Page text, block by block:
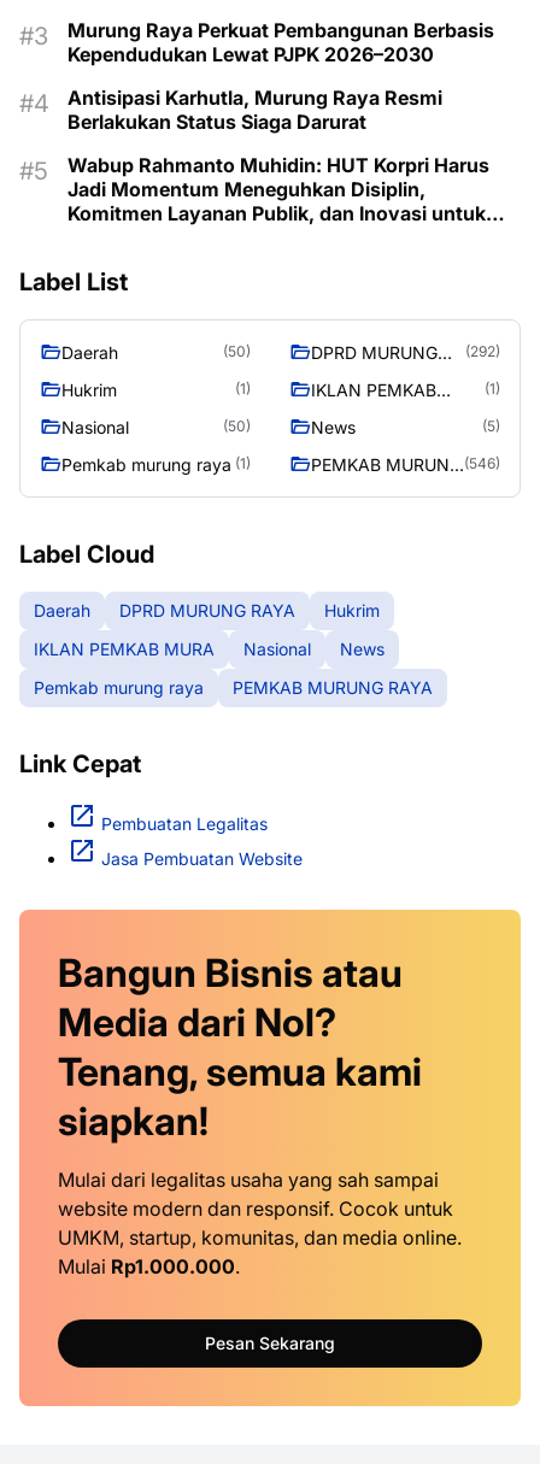
Murung Raya Perkuat Pembangunan Berbasis
Kependudukan Lewat PJPK 2026–2030
Antisipasi Karhutla, Murung Raya Resmi
Berlakukan Status Siaga Darurat
Wabup Rahmanto Muhidin: HUT Korpri Harus
Jadi Momentum Meneguhkan Disiplin,
Komitmen Layanan Publik, dan Inovasi untuk
Label List
Daerah (50)
DPRD MURUNG
(292)
Hukrim (1)
IKLAN PEMKAB
(1)
Nasional (50) News (5)
Pemkab murung raya (1)
PEMKAB MURUNG (546)
Label Cloud
Daerah DPRD MURUNG RAYA
Hukrim
IKLAN PEMKAB MURA
Nasional
News
Pemkab murung raya
PEMKAB MURUNG RAYA
Link Cepat
Pembuatan Legalitas
Jasa Pembuatan Website
Bangun Bisnis atau
Media dari Nol?
Tenang, semua kami
siapkan!
Mulai dari legalitas usaha yang sah sampai
website modern dan responsif. Cocok untuk
UMKM, startup, komunitas, dan media online.
Mulai Rp1.000.000.
Pesan Sekarang